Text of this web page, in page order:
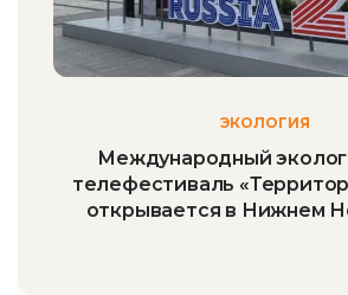
ЭКОЛОГИЯ
Международный
телефестиваль
открывается в Нижнем